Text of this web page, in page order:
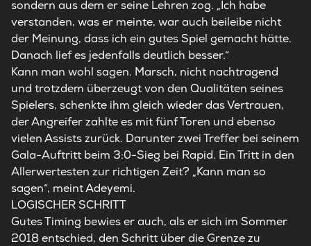
sondern aus dem er seine Lehren zog. „Ich habe
verstanden, was er meinte, war auch beileibe nicht
der Meinung, dass ich ein gutes Spiel gemacht hätte.
Danach lief es jedenfalls deutlich besser.“
Kann man wohl sagen. Marsch, nicht nachtragend
und trotzdem überzeugt von den Qualitäten seines
Spielers, schenkte ihm gleich wieder das Vertrauen,
der Angreifer zahlte es mit fünf Toren und ebenso
vielen Assists zurück. Darunter zwei Treffer bei seinem
Gala-Auftritt beim 3:0-Sieg bei Rapid. Ein Tritt in den
Allerwertesten zur richtigen Zeit? „Kann man so
sagen“, meint Adeyemi.
LOGISCHER SCHRITT
Gutes Timing bewies er auch, als er sich im Sommer
2018 entschied, den Schritt über die Grenze zu